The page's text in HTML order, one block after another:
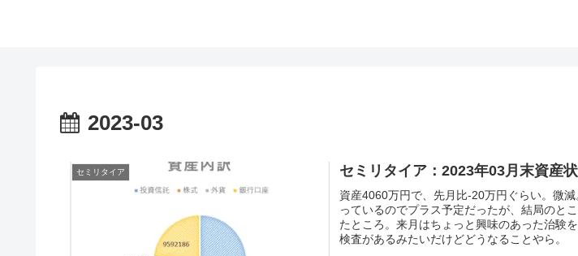
2023-03
セミリタイア セミリタイア：2023年03月末資産
資産4060万円で、先月比-20万円ぐらい。微
っているのでプラス予定だったが、結局のと
たところ。来月はちょっと興味のあった治験
検査があるみたいだけどどうなることやら。